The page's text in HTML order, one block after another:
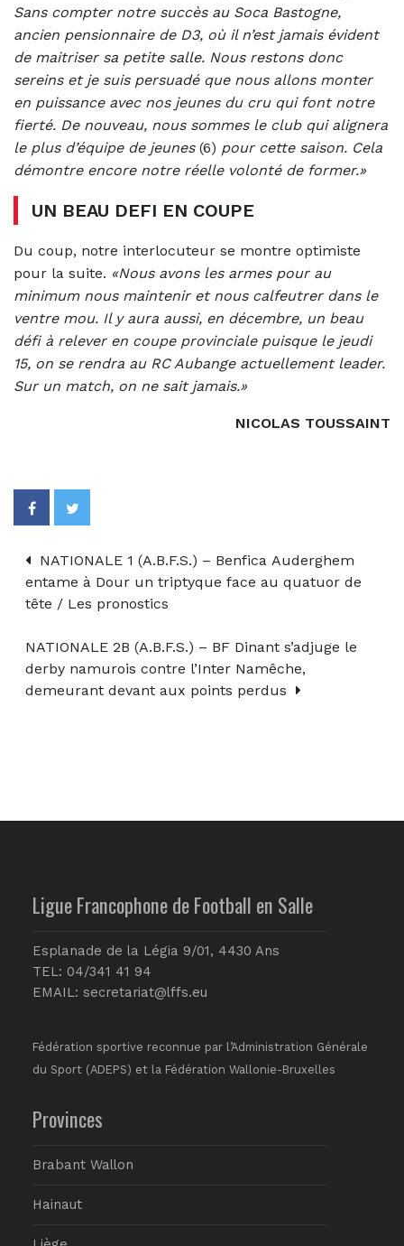
Sans compter notre succès au Soca Bastogne,
ancien pensionnaire de D3, où il n’est jamais évident
de maitriser sa petite salle. Nous restons donc
sereins et je suis persuadé que nous allons monter
en puissance avec nos jeunes du cru qui font notre
fierté. De nouveau, nous sommes le club qui alignera
le plus d’équipe de jeunes (6) pour cette saison. Cela
démontre encore notre réelle volonté de former.»
UN BEAU DEFI EN COUPE
Du coup, notre interlocuteur se montre optimiste
pour la suite. «Nous avons les armes pour au
minimum nous maintenir et nous calfeutrer dans le
ventre mou. Il y aura aussi, en décembre, un beau
défi à relever en coupe provinciale puisque le jeudi
15, on se rendra au RC Aubange actuellement leader.
Sur un match, on ne sait jamais.»
NICOLAS TOUSSAINT
NATIONALE 1 (A.B.F.S.) – Benfica Auderghem
entame à Dour un triptyque face au quatuor de
tête / Les pronostics
NATIONALE 2B (A.B.F.S.) – BF Dinant s’adjuge le
derby namurois contre l’Inter Namêche,
demeurant devant aux points perdus
Ligue Francophone de Football en Salle
Esplanade de la Légia 9/01, 4430 Ans
TEL: 04/341 41 94
EMAIL: secretariat@lffs.eu
Fédération sportive reconnue par l’Administration Générale
du Sport (ADEPS) et la Fédération Wallonie-Bruxelles
Provinces
Brabant Wallon
Hainaut